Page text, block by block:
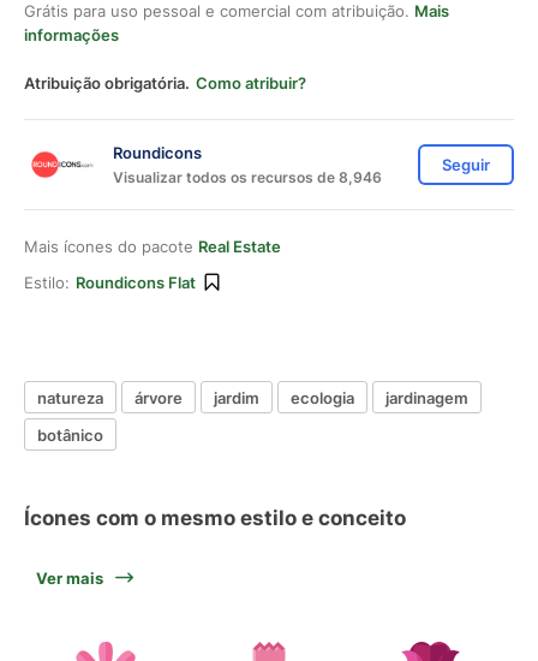
Grátis para uso pessoal e comercial com atribuição. Mais
informações
Atribuição obrigatória. Como atribuir?
Roundicons
Visualizar todos os recursos de 8,946
Seguir
Mais ícones do pacote Real Estate
Estilo: Roundicons Flat
natureza árvore jardim ecologia
jardinagem
botânico
Ícones com o mesmo estilo e conceito
Ver mais